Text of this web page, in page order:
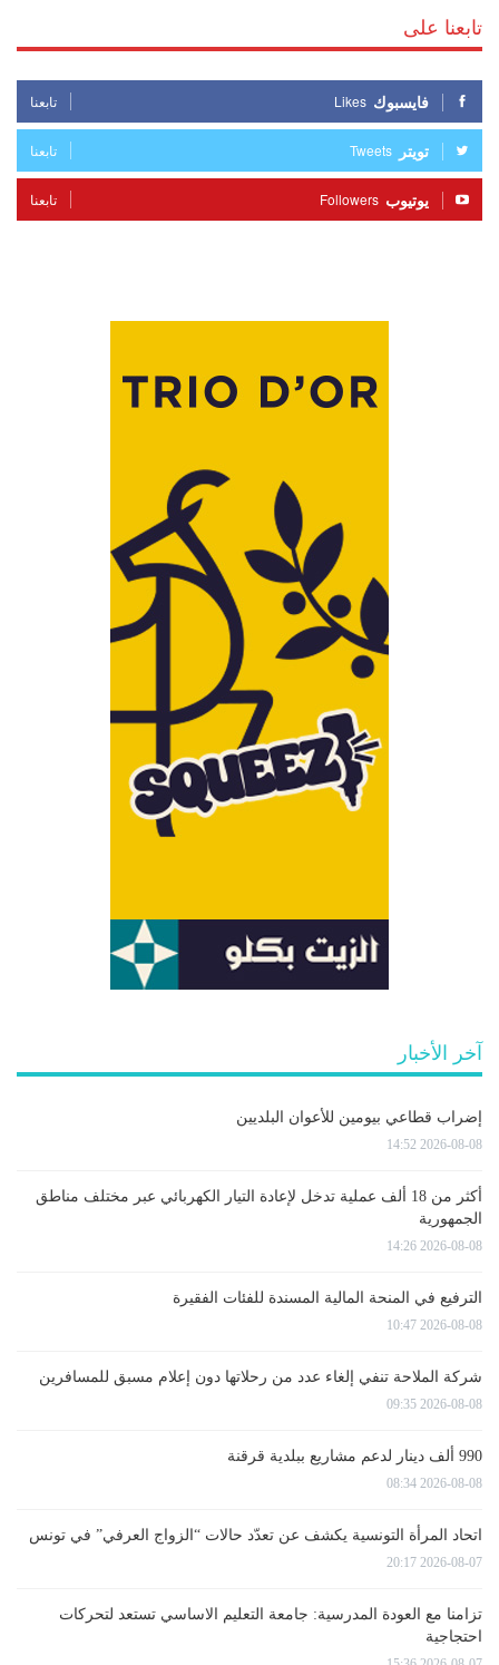
تابعنا على
فايسبوك Likes تابعنا
تويتر Tweets تابعنا
يوتيوب Followers تابعنا
آخر الأخبار
إضراب قطاعي بيومين للأعوان البلديين
2026-08-08 14:52
أكثر من 18 ألف عملية تدخل لإعادة التيار الكهربائي عبر مختلف مناطق
الجمهورية
2026-08-08 14:26
الترفيع في المنحة المالية المسندة للفئات الفقيرة
2026-08-08 10:47
شركة الملاحة تنفي إلغاء عدد من رحلاتها دون إعلام مسبق للمسافرين
2026-08-08 09:35
990 ألف دينار لدعم مشاريع ببلدية قرقنة
2026-08-08 08:34
اتحاد المرأة التونسية يكشف عن تعدّد حالات “الزواج العرفي” في تونس
2026-08-07 20:17
تزامنا مع العودة المدرسية: جامعة التعليم الاساسي تستعد لتحركات
احتجاجية